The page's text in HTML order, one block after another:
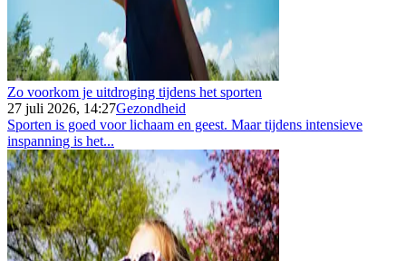
Zo voorkom je uitdroging tijdens het sporten
27 juli 2026, 14:27Gezondheid
Sporten is goed voor lichaam en geest. Maar tijdens intensieve
inspanning is het...